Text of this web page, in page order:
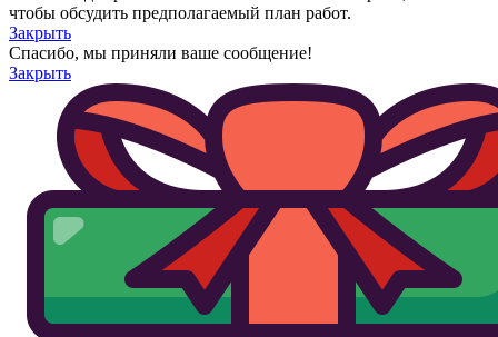
чтобы обсудить предполагаемый план работ.
Закрыть
Спасибо, мы приняли ваше сообщение!
Закрыть